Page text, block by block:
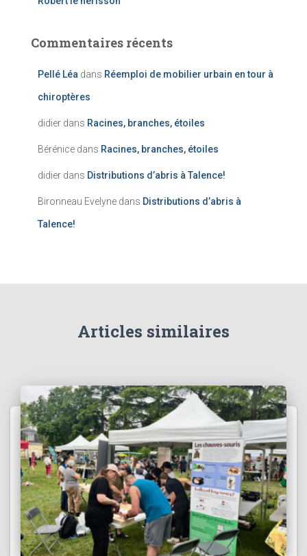
Commentaires récents
Pellé Léa dans Réemploi de mobilier urbain en tour à
chiroptères
didier dans Racines, branches, étoiles
Bérénice dans Racines, branches, étoiles
didier dans Distributions d’abris à Talence!
Bironneau Evelyne dans Distributions d’abris à
Talence!
Articles similaires